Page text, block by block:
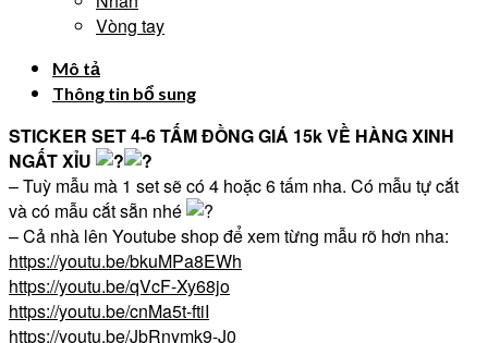
Vòng tay
Mô tả
Thông tin bổ sung
STICKER SET 4-6 TẤM ĐỒNG GIÁ 15k VỀ HÀNG XINH
NGẤT XỈU
– Tuỳ mẫu mà 1 set sẽ có 4 hoặc 6 tấm nha. Có mẫu tự cắt
và có mẫu cắt sẵn nhé
– Cả nhà lên Youtube shop để xem từng mẫu rõ hơn nha:
https://youtu.be/bkuMPa8EWh
https://youtu.be/qVcF-Xy68jo
https://youtu.be/cnMa5t-ftiI
https://youtu.be/JbRnymk9-J0